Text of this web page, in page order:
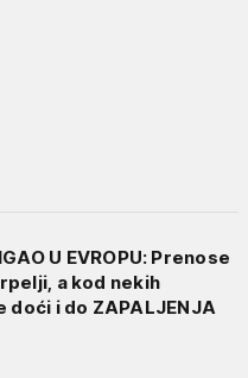
U EVROPU: Prenose
a kod nekih
doći i do ZAPALJENJA